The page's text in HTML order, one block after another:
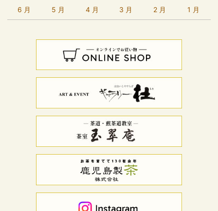
6 月 5 月 4 月 3 月 2 月 1 月